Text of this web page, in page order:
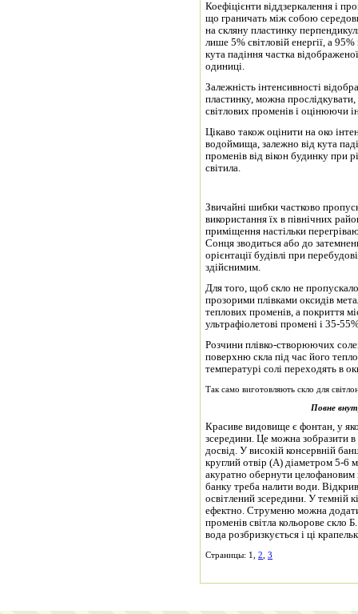
Коефіцієнти віддзеркалення і
що граничать між собою
на скляну пластинку
лише 5% світловій енергії, а
кута падіння частка
одиниці.
Залежність інтенсивності
пластинку, можна
світлових променів і оцінюючи
Цікаво також оцінити на око
водоймища, залежно від кута
променів від вікон будинку при
світила.
Звичайні шибки частково
використання їх в північних
приміщення настільки
Сонця зводиться або до
орієнтації будівлі при
здійснимим.
Для того, щоб скло не
прозорими плівками оксидів
теплових променів, а покриття
ультрафіолетові промені і 35-
Розчини плівко-створюючих
поверхню скла під час його
температурі солі переходять в
Так само виготовляють скло для
Повне
Красиве видовище є фонтан, у
зсередини. Це можна зобразити
досвід. У високій консервній
круглий отвір (А) діаметром 5-6
акуратно обернути целофановим
банку треба налити води.
освітлений зсередини. У темній
ефектно. Струменю можна
променів світла кольорове скло
вода розбризкується і ці
Страницы: 1, 2 3